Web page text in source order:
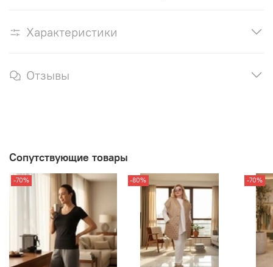
Характеристики
Отзывы
Сопутствующие товары
-70% -80% -70%